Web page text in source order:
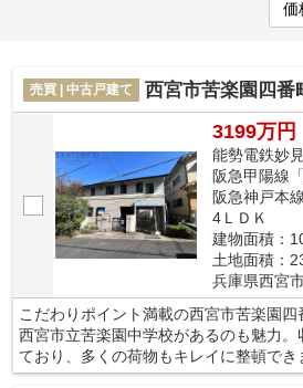
売買 | 中古戸建て 西宮市苦楽園四番
3199万円
能勢電鉄妙
阪急甲陽線「
阪急神戸本
4ＬＤＫ
建物面積：
土地面積：
兵庫県西宮
こだわりポイント満載の西宮市苦楽園
西宮市立苦楽園中学校があるのも魅力
ており、多くの荷物もキレイに整頓でき
ザインのシステムキッチン付きで作業